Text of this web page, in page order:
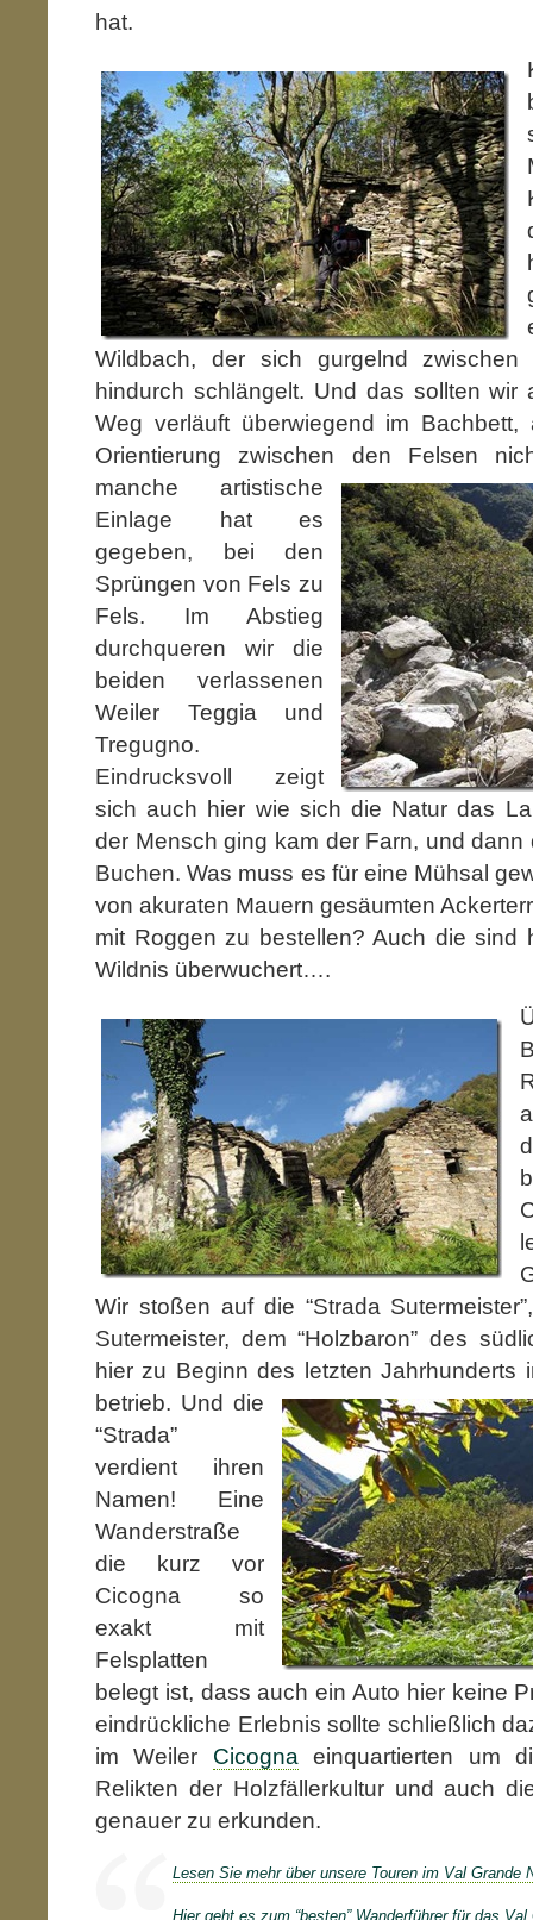
hat.
Wildbach, der sich gurgelnd zwischen
hindurch schlängelt. Und das sollten wir
Weg verläuft überwiegend im
Orientierung zwischen den Felsen
manche artistische
Einlage hat es
gegeben, bei den
Sprüngen von Fels zu
Fels. Im Abstieg
durchqueren wir die
beiden verlassenen
Weiler Teggia und
Tregugno.
Eindrucksvoll zeigt
sich auch hier wie sich die Natur das
der Mensch ging kam der Farn, und
Buchen. Was muss es für eine Mühsal
von akuraten Mauern gesäumten
mit Roggen zu bestellen? Auch die sind
Wildnis überwuchert….
Wir stoßen auf die “Strada
Sutermeister, dem “Holzbaron” des
hier zu Beginn des letzten Jahrhunderts
betrieb. Und die
“Strada”
verdient ihren
Namen! Eine
Wanderstraße
die kurz vor
Cicogna so
exakt mit
Felsplatten
belegt ist, dass auch ein Auto hier keine
eindrückliche Erlebnis sollte schließlich
im Weiler Cicogna einquartierten um
Relikten der Holzfällerkultur und auch
genauer zu erkunden.
Lesen Sie mehr über unsere Touren im Val Grande
Hier geht es zum “besten” Wanderführer für das